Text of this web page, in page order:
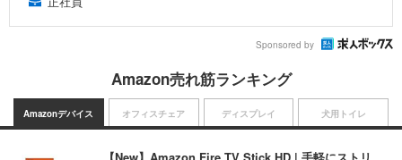
Sponsored by
Amazon売れ筋ランキング
Amazonデバイス オフィスチェア ディスプレイ 犬用トイレ